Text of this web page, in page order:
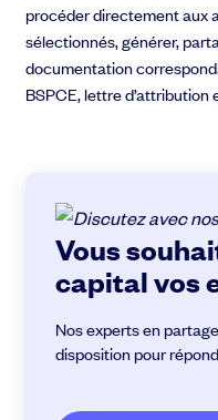
procéder directement aux
sélectionnés, générer,
documentation
BSPCE, lettre d’attribution
Vous
capital vos
Nos experts en
disposition pour